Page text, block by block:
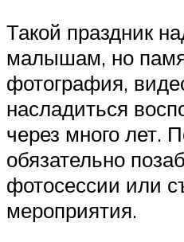
Такой праздник
малышам, но
фотография,
насладиться
через много лет.
обязательно
фотосессии или
мероприятия.